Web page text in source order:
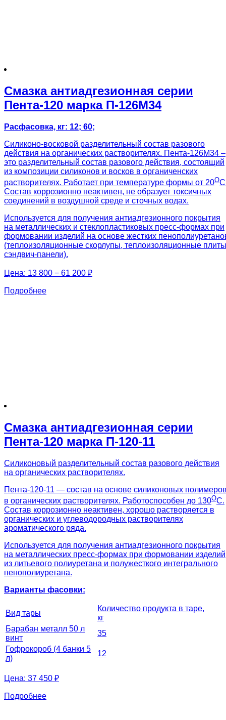
Смазка антиадгезионная серии
Пента-120 марка П-126М34
Расфасовка, кг: 12; 60;
Силиконо-восковой разделительный состав разового
действия на органических растворителях. Пента-126М34 –
это разделительный состав разового действия, состоящий
из композиции силиконов и восков в органиченских
растворителях. Работает при температуре формы от 20О
Состав коррозионно неактивен, не образует токсичных
соединений в воздушной среде и сточных водах.
Используется для получения антиадгезионного покрытия
на металлических и стеклопластиковых пресс-формах при
формовании изделий на основе жестких
(теплоизоляционные скорлупы, теплоизоляционные
сэндвич-панели).
Цена: 13 800 − 61 200 ₽
Подробнее
Смазка антиадгезионная серии
Пента-120 марка П-120-11
Силиконовый разделительный состав разового действия
на органических растворителях.
Пента-120-11 — состав на основе силиконовых
в органических растворителях. Работоспособен до 130ОС.
Состав коррозионно неактивен, хорошо растворяется в
органических и углеводородных растворителях
ароматического ряда.
Используется для получения антиадгезионного покрытия
на металлических пресс-формах при формовании изделий
из литьевого полиуретана и полужесткого интегрального
пенополиуретана.
Варианты фасовки:
Вид тары
Количество продукта в таре,
кг
Барабан металл 50 л
винт
35
Гофрокороб (4 банки 5
л)
12
Цена: 37 450 ₽
Подробнее